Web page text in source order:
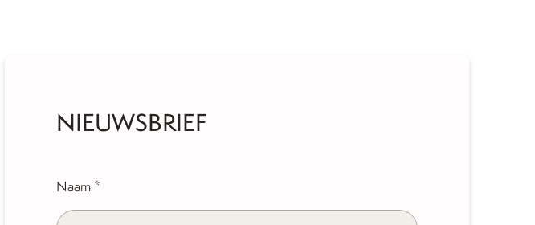
NIEUWSBRIEF
Naam *